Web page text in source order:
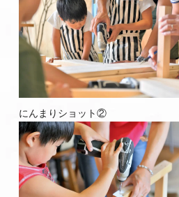
にんまりショット②